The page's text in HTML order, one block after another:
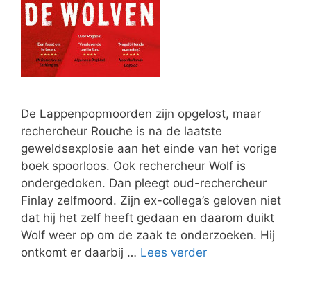
De Lappenpopmoorden zijn opgelost, maar
rechercheur Rouche is na de laatste
geweldsexplosie aan het einde van het vorige
boek spoorloos. Ook rechercheur Wolf is
ondergedoken. Dan pleegt oud-rechercheur
Finlay zelfmoord. Zijn ex-collega’s geloven niet
dat hij het zelf heeft gedaan en daarom duikt
Wolf weer op om de zaak te onderzoeken. Hij
ontkomt er daarbij … Lees verder